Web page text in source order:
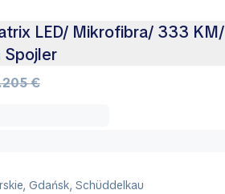
LED/ Mikrofibra/ 333 KM/
Spojler
€
Gdańsk, Schüddelkau